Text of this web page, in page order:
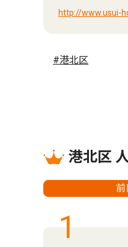
http://www.usui-
#港北区
港北区
前
1